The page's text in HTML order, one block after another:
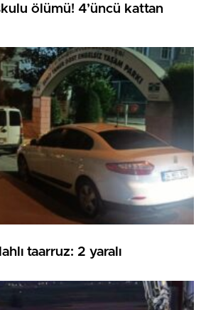
ölümü! 4’üncü kattan
taarruz: 2 yaralı